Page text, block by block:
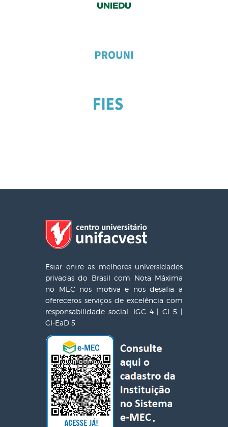
Estar entre as melhores universidades
privadas do Brasil com Nota Máxima
no MEC nos motiva e nos desafia a
ofereceros serviços de excelência com
responsabilidade social. IGC 4 | CI 5 |
CI-EaD 5